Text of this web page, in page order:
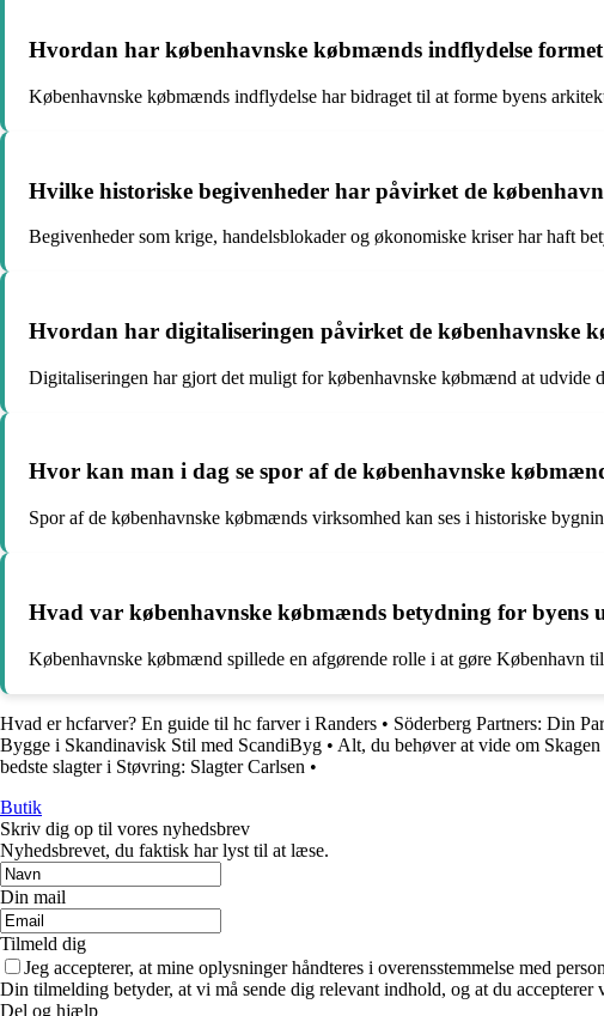
Hvordan har københavnske købmænds indflydelse
Københavnske købmænds indflydelse har bidraget til at forme byens
Hvilke historiske begivenheder har påvirket de
Begivenheder som krige, handelsblokader og økonomiske kriser har haft
Hvordan har digitaliseringen påvirket de københavnske
Digitaliseringen har gjort det muligt for københavnske købmænd at udvide
Hvor kan man i dag se spor af de københavnske
Spor af de københavnske købmænds virksomhed kan ses i historiske
Hvad var københavnske købmænds betydning for byens
Københavnske købmænd spillede en afgørende rolle i at gøre København
Hvad er hcfarver? En guide til hc farver i Randers • Söderberg Partners: Din
Bygge i Skandinavisk Stil med ScandiByg • Alt, du behøver at vide om Skagen
bedste slagter i Støvring: Slagter Carlsen •
Butik
Skriv dig op til vores nyhedsbrev
Nyhedsbrevet, du faktisk har lyst til at læse.
Din mail
Tilmeld dig
Jeg accepterer, at mine oplysninger håndteres i overensstemmelse med
Din tilmelding betyder, at vi må sende dig relevant indhold, og at du
Del og hjælp